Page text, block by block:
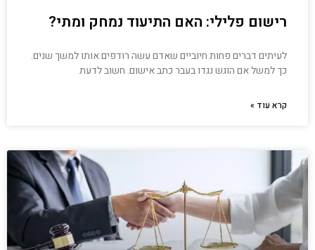
רישום פלילי: האם התיעוד נמחק ומתי?
לעיתים דברים פחות חיוביים שאדם עשה רודפים אותו למשך שנים.
כך למשל אם הוגש נגדו בעבר כתב אישום. חשוב לדעת
קרא עוד »